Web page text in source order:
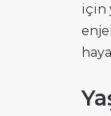
için